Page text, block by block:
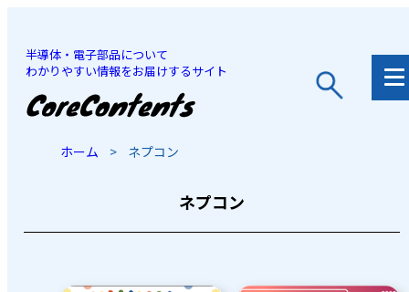
半導体・電子部品について
わかりやすい情報をお届けするサイト
JP
ホーム > ネプコン
ネプコン